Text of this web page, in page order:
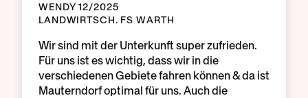
WENDY 12/2025
LANDWIRTSCH. FS WARTH
Wir sind mit der Unterkunft super zufrieden.
Für uns ist es wichtig, dass wir in die
verschiedenen Gebiete fahren können & da ist
Mauterndorf optimal für uns. Auch die